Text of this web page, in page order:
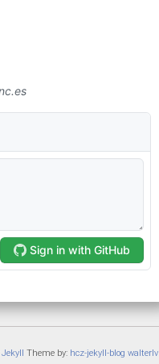
Jekyll Theme by: hcz-jekyll-blog walterlv